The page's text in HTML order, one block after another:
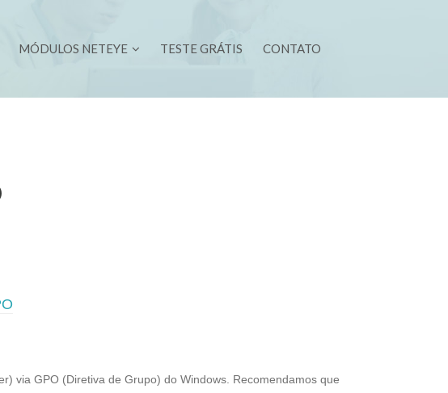
MÓDULOS NETEYE TESTE GRÁTIS CONTATO
via GPO (Diretiva de Grupo) do Windows. Recomendamos que